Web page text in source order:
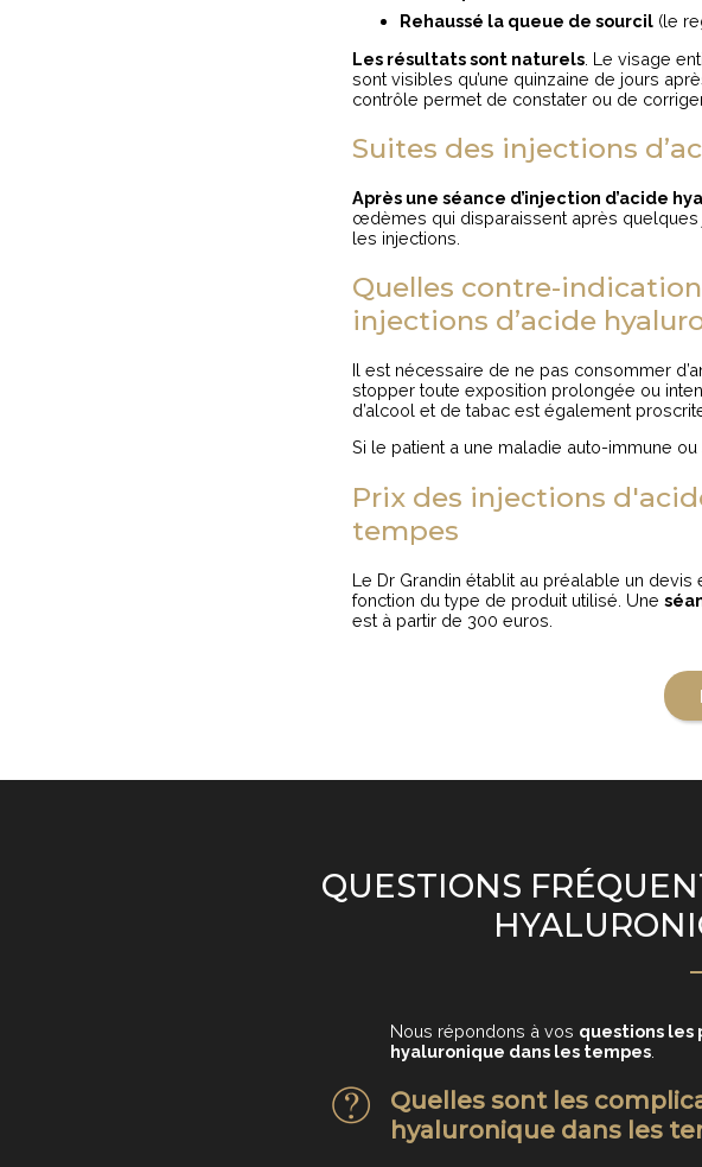
Rehaussé la queue de sourcil (le
Les résultats sont naturels . Le visage
sont visibles qu’une quinzaine de jours
contrôle permet de constater ou de
Suites des injections
Après une séance d’injection d’acide
œdèmes qui disparaissent après
les injections.
Quelles contre-
injections d’acide
Il est nécessaire de ne pas consommer
stopper toute exposition prolongée ou
d’alcool et de tabac est également
Si le patient a une maladie auto-immune
Prix des injections
tempes
Le Dr Grandin établit au préalable un
fonction du type de produit utilisé. Une
est à partir de 300 euros.
QUESTIONS
Nous répondons à vos questions les
hyaluronique dans les tempes
Quelles sont les
hyaluronique dans les